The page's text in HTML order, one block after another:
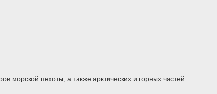
пехоты, а также арктических и горных частей.